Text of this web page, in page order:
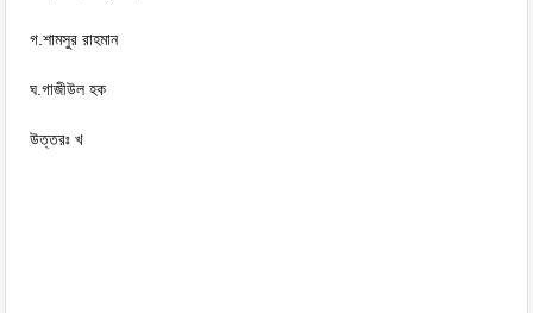
গ.শামসুর রাহমান
ঘ.গাজীউল হক
উত্তরঃ খ